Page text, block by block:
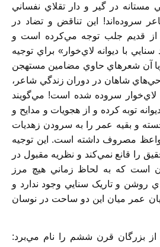
در گير‌ و دار تقلاي نفساني
سروده‌اند! اين تناقض و تضاد در
از قديم جلب توجه مي‌کرده است و
با ديوانه لاي‌خوار» براي توجيه
آن شعرهاي حاوي مضامين مستهجن
شاهان در دوران زندگي شاعر،
لاي‌خوار سروده شده است! مي‌گويند
توبه کرده و از هجويات و مدايح و
و بقيه عمر را به سرودن زهديات
مصروف داشته است. اين توجيه
را قانع نمي‌کند و نظريه مقبول در
است که به لحاظ زماني هيچ مرز
و تاريک سنايي وجود ندارد و
عمر ميان اين دو ساحت در نوسان
بزرگان قرن ششم را نام مي‌برد: